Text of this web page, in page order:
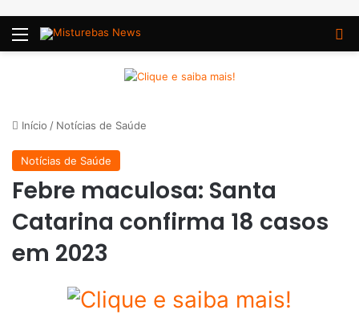
Menu
Início / Notícias de Saúde
Notícias de Saúde
Febre maculosa: Santa
Catarina confirma 18 casos
em 2023